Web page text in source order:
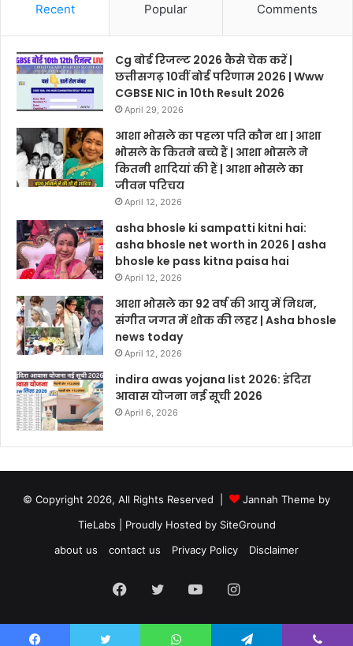
Recent Popular Comments
Cg बोर्ड रिजल्ट 2026 कैसे चेक करें |
छत्तीसगढ़ 10वीं बोर्ड परिणाम 2026 | Www
CGBSE NIC in 10th Result 2026
April 29, 2026
आशा भोसले का पहला पति कौन था | आशा
भोसले के कितने बच्चे हैं | आशा भोसले ने
कितनी शादियां की हैं | आशा भोसले का
जीवन परिचय
April 12, 2026
asha bhosle ki sampatti kitni hai:
asha bhosle net worth in 2026 | asha
bhosle ke pass kitna paisa hai
April 12, 2026
आशा भोसले का 92 वर्ष की आयु में निधन,
संगीत जगत में शोक की लहर | Asha bhosle
news today
April 12, 2026
indira awas yojana list 2026: इंदिरा
आवास योजना नई सूची 2026
April 6, 2026
© Copyright 2026, All Rights Reserved |
Jannah Theme by
TieLabs | Proudly Hosted by SiteGround
about us
contact us Privacy Policy Disclaimer
Facebook
TwitterYouTubeInstagram